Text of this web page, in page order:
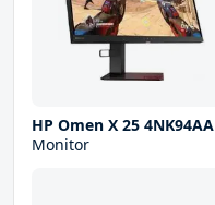
HP Omen X 25 4NK94AA
Monitor